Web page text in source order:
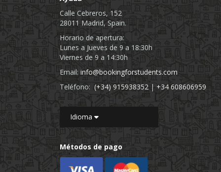
Calle Cebreros, 152
28011 Madrid, Spain.
Horario de apertura:
Lunes a Jueves de 9 a 18:30h
Viernes de 9 a 14:30h
Email: info@bookingforstudents.com
Teléfono: (+34) 915938352| +34 608606959
Idioma
Métodos de pago